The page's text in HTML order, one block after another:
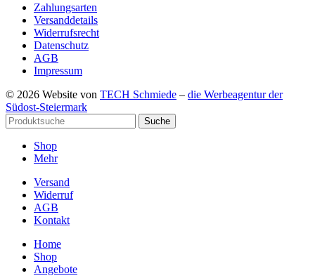
Zahlungsarten
Versanddetails
Widerrufsrecht
Datenschutz
AGB
Impressum
© 2026 Website von TECH Schmiede – die Werbeagentur der
Südost-Steiermark
Suche
Shop
Mehr
Versand
Widerruf
AGB
Kontakt
Home
Shop
Angebote